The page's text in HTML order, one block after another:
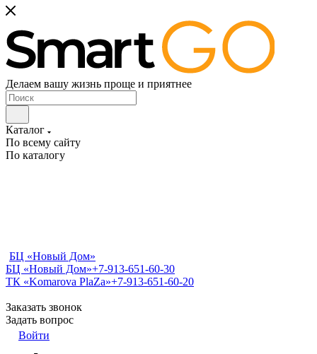
Делаем вашу жизнь проще и приятнее
Каталог
По всему сайту
По каталогу
БЦ «Новый Дом»
БЦ «Новый Дом»+7-913-651-60-30
ТК «Komarova PlaZa»+7-913-651-60-20
Заказать звонок
Задать вопрос
Войти